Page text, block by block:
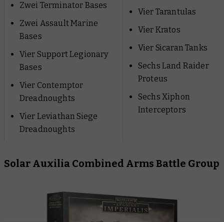
Zwei Terminator Bases
Zwei Assault Marine
Bases
Vier Support Legionary
Bases
Vier Contemptor
Dreadnoughts
Vier Leviathan Siege
Dreadnoughts
Vier Tarantulas
Vier Kratos
Vier Sicaran Tanks
Sechs Land Raider
Proteus
Sechs Xiphon
Interceptors
Solar Auxilia Combined Arms Battle Group